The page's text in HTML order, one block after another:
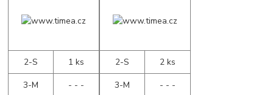
2-S
1 ks
3-M
- - -
2-S
2 ks
3-M
- - -